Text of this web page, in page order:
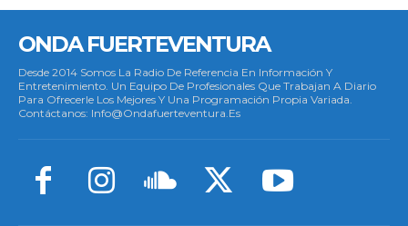
ONDA FUERTEVENTURA
Desde 2014 Somos La Radio De Referencia En Información Y
Entretenimiento. Un Equipo De Profesionales Que Trabajan A Diario
Para Ofrecerle Los Mejores Y Una Programación Propia Variada.
Contáctanos: Info@ondafuerteventura.es